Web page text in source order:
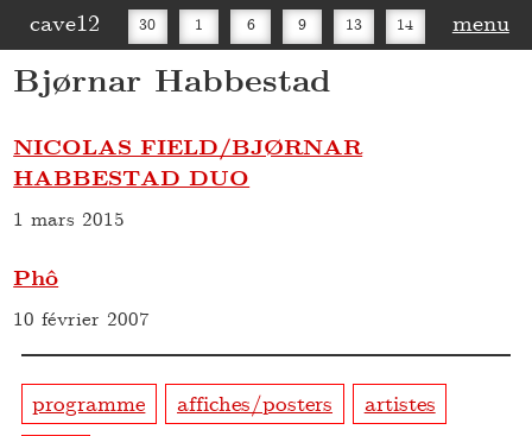
cave12 30 1 6 9 13 14
16 20
menu
Bjørnar Habbestad
NICOLAS FIELD/BJØRNAR
HABBESTAD DUO
1 mars 2015
Phô
10 février 2007
programme affiches/posters
artistes